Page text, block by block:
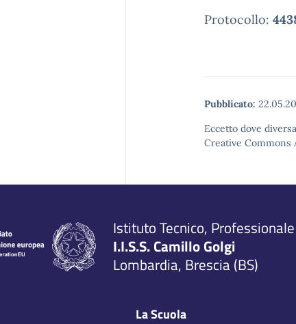
Protocollo:
Pubblicato:
Eccetto dove
Creative Commons
Istituto Tecnico,
I.I.S.S. Camillo Golgi
Lombardia, Brescia (BS)
La Scuola